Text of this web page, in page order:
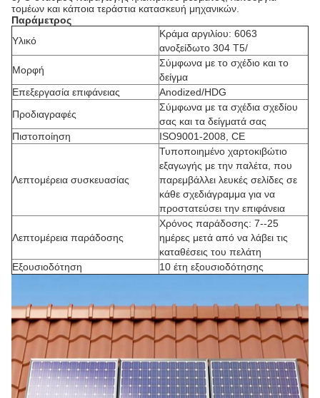
τομέων και κάποια τεράστια κατασκευή μηχανικών.
Παράμετρος
Υλικό
Κράμα αργιλίου: 6063
ανοξείδωτο 304 T5/
Μορφή
Σύμφωνα με το σχέδιο και το
δείγμα
Επεξεργασία επιφάνειας
Anodized/HDG
Προδιαγραφές
Σύμφωνα με τα σχέδια σχεδίου
σας και τα δείγματά σας
Πιστοποίηση
ISO9001-2008, CE
Λεπτομέρεια συσκευασίας
Τυποποιημένο χαρτοκιβώτιο
εξαγωγής με την παλέτα, που
παρεμβάλλει λευκές σελίδες σε
κάθε σχεδιάγραμμα για να
προστατεύσει την επιφάνεια
Λεπτομέρεια παράδοσης
Χρόνος παράδοσης: 7--25
ημέρες μετά από να λάβει τις
καταθέσεις του πελάτη
Εξουσιοδότηση
10 έτη εξουσιοδότησης